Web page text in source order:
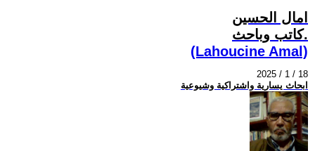
امال الحسين
كاتب وباحث.
(Lahoucine Amal)
2025 / 1 / 18
ابحاث يسارية واشتراكية وشيوعية